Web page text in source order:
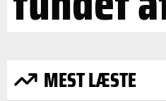
MEST LÆSTE